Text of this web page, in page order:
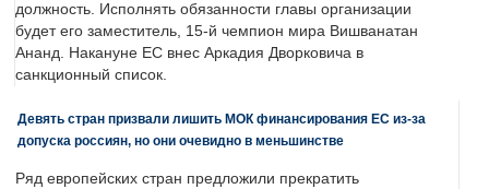
должность. Исполнять обязанности главы организации
будет его заместитель, 15-й чемпион мира Вишванатан
Ананд. Накануне ЕС внес Аркадия Дворковича в
санкционный список.
Девять стран призвали лишить МОК финансирования ЕС из-за
допуска россиян, но они очевидно в меньшинстве
Ряд европейских стран предложили прекратить